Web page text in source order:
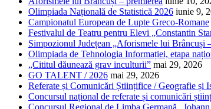
Olimpiada Națională de Statistică 2026 iunie 9,
Campionatul European de Lupte Greco-Romane
Festivalul de Teatru pentru Elevi „Constantin
Simpozionul Județean „Aforismele lui Brâncuși
Olimpiada de Tehnologia Informației, etapa
„Cititul dăunează grav inculturii” mai 29, 2026
GO TALENT / 2026 mai 29, 2026
Referate și Comunicări Științifice / Geografie și
Concursul național de referate și comunicări
Concursul Regional de Limba Germană